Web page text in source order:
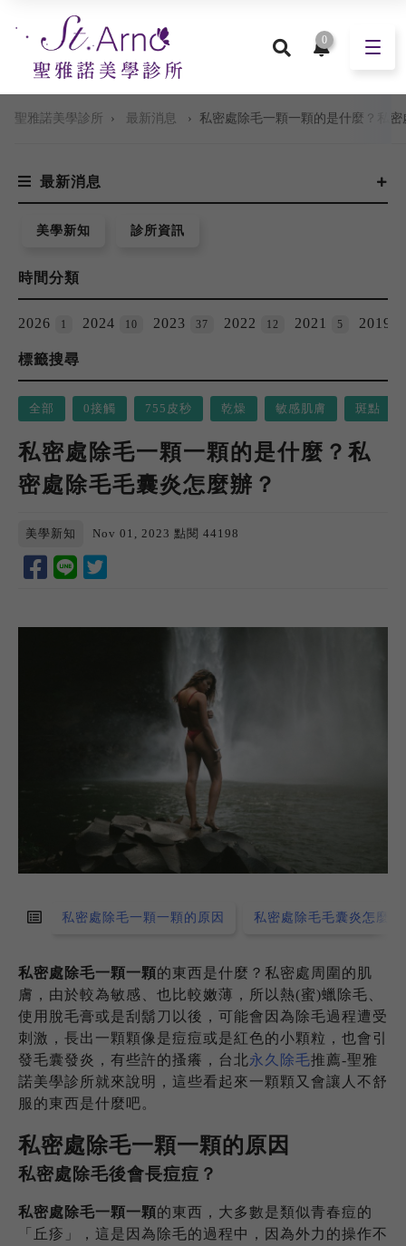
0
聖雅諾美學診所 › 最新消息 › 私密處除毛一顆一顆的是什麼？私
私密處除毛一顆一顆的是什麼？私
密處除毛毛囊炎怎麼辦？
美學新知 Nov 01, 2023 點閱 44198
私密處除毛一顆一顆的原因 私密處除毛毛囊炎怎麼辦
私密處除毛一顆一顆的東西是什麼？私密處周圍的肌
膚，由於較為敏感、也比較嫩薄，所以熱(蜜)蠟除毛、
使用脫毛膏或是刮鬍刀以後，可能會因為除毛過程遭受
刺激，長出一顆顆像是痘痘或是紅色的小顆粒，也會引
發毛囊發炎，有些許的搔癢，台北永久除毛推薦-聖雅
諾美學診所就來說明，這些看起來一顆顆又會讓人不舒
服的東西是什麼吧。
私密處除毛一顆一顆的原因
私密處除毛後會長痘痘？
私密處除毛一顆一顆的東西，大多數是類似青春痘的
「丘疹」，這是因為除毛的過程中，因為外力的操作不
最新消息
美學新知 診所資訊
時間分類
2026 1 2024 10 2023 37 2022 12 2021 5 2019
標籤搜尋
全部 0接觸 755皮秒 乾燥 敏感肌膚 斑點